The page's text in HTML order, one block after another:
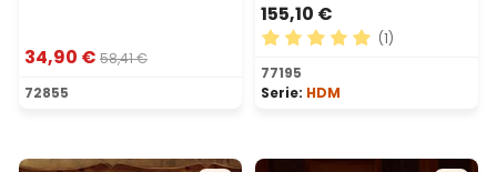
34,90 € 58,41 €
72855
155,10 €
Calificación promedio de
(1)
77195
Serie: HDM